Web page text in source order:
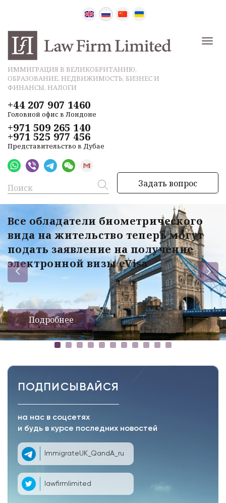
ИММИГРАЦИЯ В ВЕЛИКОБРИТАНИЮ,
ОБРАЗОВАНИЕ, НЕДВИЖИМОСТЬ, БИЗНЕС И
ФИНАНСЫ, НАЛОГИ
+44 207 907 1460
Головной офис в Лондоне
+971 509 265 140
+971 525 977 456
Представительство в Дубае
Задать вопрос
Все обладатели биометрического
вида на жительство теперь могут
подать заявление на получение
электронной визы eVisa
Подробнее
ПОДПИСЫВАЙСЯ
на нас в соцсетях
и будь в курсе последних новостей
ImmigrateUK_QandA_ru
lawfirmlimited